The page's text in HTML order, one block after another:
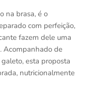
na brasa, é o
com perfeição,
fazem dele uma
Acompanhado de
esta proposta
nutricionalmente